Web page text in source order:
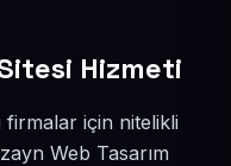
Hizmeti
firmalar için nitelikli
Web Tasarım